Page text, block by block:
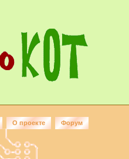
О проекте Форум